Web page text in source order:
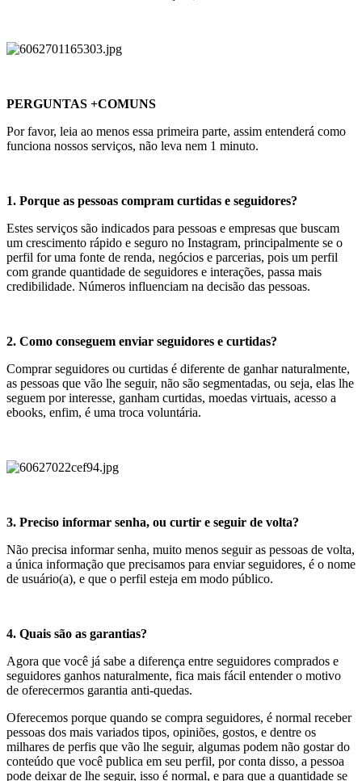
PERGUNTAS +COMUNS
Por favor, leia ao menos essa primeira parte, assim entenderá como
funciona nossos serviços, não leva nem 1 minuto.
1. Porque as pessoas compram curtidas e seguidores?
Estes serviços são indicados para pessoas e empresas que buscam
um crescimento rápido e seguro no Instagram, principalmente se o
perfil for uma fonte de renda, negócios e parcerias, pois um perfil
com grande quantidade de seguidores e interações, passa mais
credibilidade. Números influenciam na decisão das pessoas.
2. Como conseguem enviar seguidores e curtidas?
Comprar seguidores ou curtidas é diferente de ganhar naturalmente,
as pessoas que vão lhe seguir, não são segmentadas, ou seja, elas lhe
seguem por interesse, ganham curtidas, moedas virtuais, acesso a
ebooks, enfim, é uma troca voluntária.
3. Preciso informar senha, ou curtir e seguir de volta?
Não precisa informar senha, muito menos seguir as pessoas de volta,
a única informação que precisamos para enviar seguidores, é o nome
de usuário(a), e que o perfil esteja em modo público.
4. Quais são as garantias?
Agora que você já sabe a diferença entre seguidores comprados e
seguidores ganhos naturalmente, fica mais fácil entender o motivo
de oferecermos garantia anti-quedas.
Oferecemos porque quando se compra seguidores, é normal receber
pessoas dos mais variados tipos, opiniões, gostos, e dentre os
milhares de perfis que vão lhe seguir, algumas podem não gostar do
conteúdo que você publica em seu perfil, por conta disso, a pessoa
pode deixar de lhe seguir, isso é normal, e para que a quantidade se